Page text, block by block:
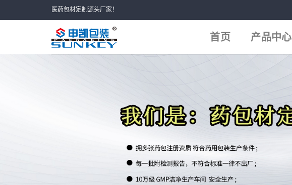
to
医药包材定制源头厂家！
首页 产品中心